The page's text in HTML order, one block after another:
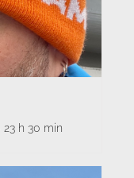
23 h 30 min